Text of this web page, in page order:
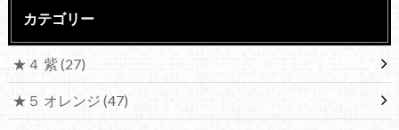
カテゴリー
★４ 紫(27)
★５ オレンジ (47)